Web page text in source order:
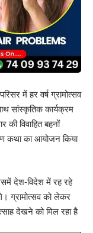
में हर वर्ष ग्रामोत्सव
सांस्कृतिक कार्यक्रम
की विवाहित बहनों
कथा का आयोजन किया
देश-विदेश में रह रहे
ग्रामोत्सव को लेकर
देखने को मिल रहा है